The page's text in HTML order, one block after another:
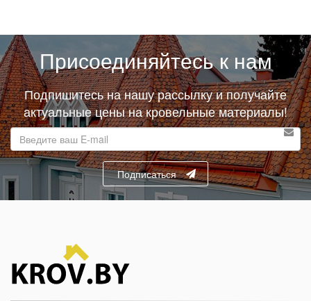
Присоединяйтесь к нам
Подпишитесь на нашу рассылку и получайте
актуальные цены на кровельные материалы!
mail
адрес
Подписаться